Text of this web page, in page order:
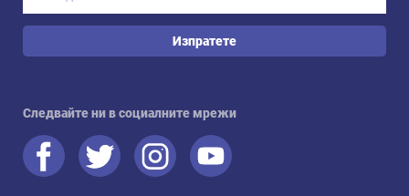
Изпратете
Следвайте ни в социалните мрежи